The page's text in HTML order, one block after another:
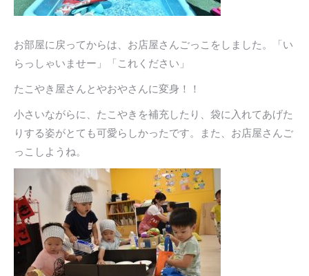
お部屋に戻ってからは、お店屋さんごっこをしました。「い
らっしゃいませー」「これください」
たこやき屋さんとやおやさんに変身！！
小さいながらに、たこやきを補充したり、袋に入れてあげた
りする姿がとても可愛らしかったです。また、お店屋さんご
っこしようね。